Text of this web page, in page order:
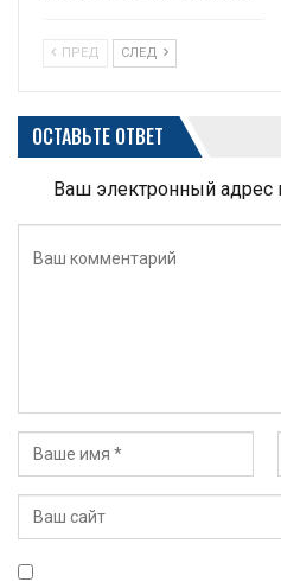
ПРЕД СЛЕД
ОСТАВЬТЕ ОТВЕТ
Ваш электронный адрес